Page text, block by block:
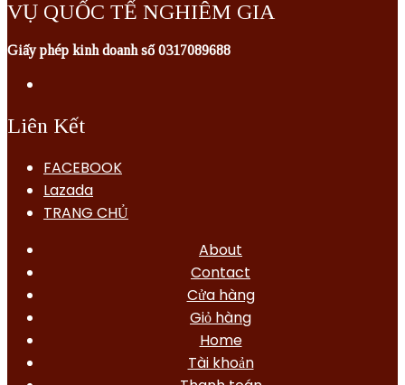
VỤ QUỐC TẾ NGHIÊM GIA
Giấy phép kinh doanh số 0317089688
Liên Kết
FACEBOOK
Lazada
TRANG CHỦ
About
Contact
Cửa hàng
Giỏ hàng
Home
Tài khoản